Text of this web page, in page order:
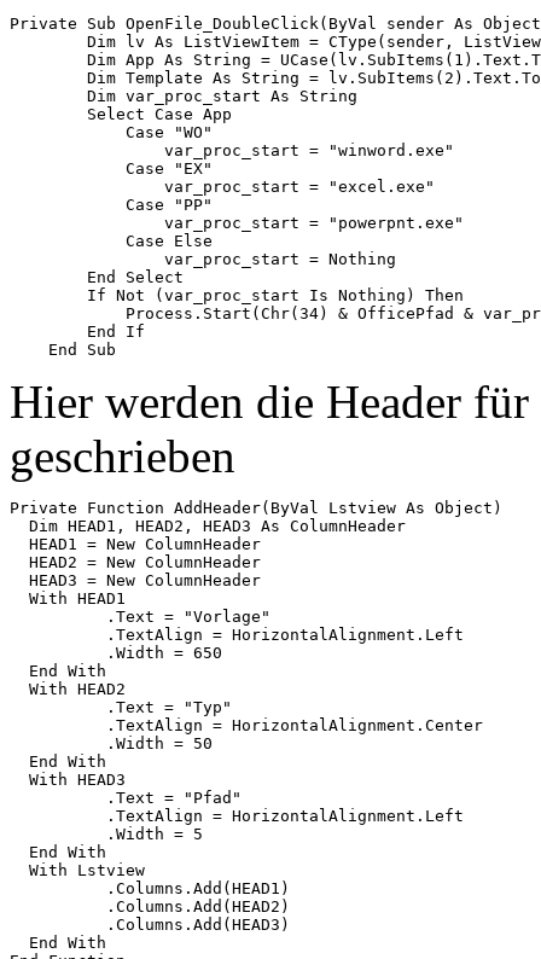
Private Sub OpenFile_DoubleClick(ByVal sender As
Dim lv As ListViewItem = CType(sender,
Dim App As String =
Dim Template As String =
        Dim var_proc_start As String
        Select Case App
            Case "WO"
                var_proc_start = "winword.exe"
            Case "EX"
                var_proc_start = "excel.exe"
            Case "PP"
                var_proc_start = "powerpnt.exe"
            Case Else
                var_proc_start = Nothing
        End Select
        If Not (var_proc_start Is Nothing) Then
Process.Start(Chr(34) & OfficePfad &
        End If
Hier werden die Header
geschrieben
Private Function AddHeader(ByVal Lstview As Object)
  Dim HEAD1, HEAD2, HEAD3 As ColumnHeader
  HEAD1 = New ColumnHeader
  HEAD2 = New ColumnHeader
  HEAD3 = New ColumnHeader
  With HEAD1
          .Text = "Vorlage"
          .TextAlign = HorizontalAlignment.Left
          .Width = 650
  End With
  With HEAD2
          .Text = "Typ"
          .TextAlign = HorizontalAlignment.Center
          .Width = 50
  End With
  With HEAD3
          .Text = "Pfad"
          .TextAlign = HorizontalAlignment.Left
          .Width = 5
  End With
  With Lstview
          .Columns.Add(HEAD1)
          .Columns.Add(HEAD2)
          .Columns.Add(HEAD3)
  End With